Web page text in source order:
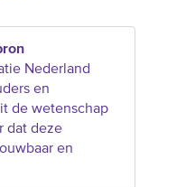
Nederland
en
de wetenschap
dat deze
en